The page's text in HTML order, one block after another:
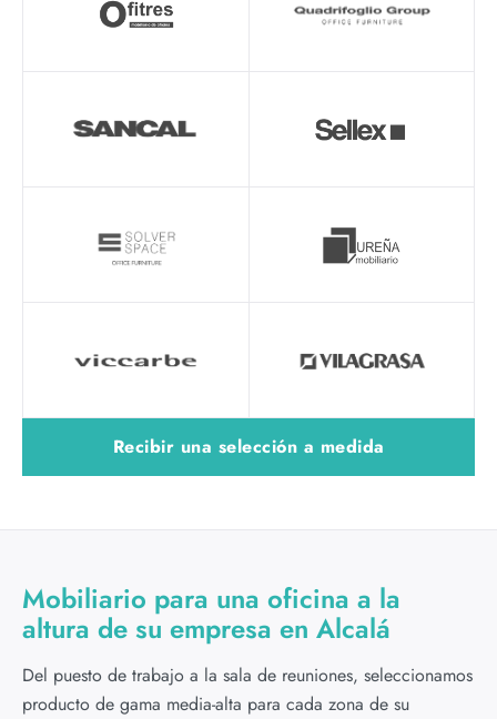
Recibir una selección a medida
Mobiliario para una oficina a la
altura de su empresa en Alcalá
Del puesto de trabajo a la sala de reuniones, seleccionamos
producto de gama media-alta para cada zona de su